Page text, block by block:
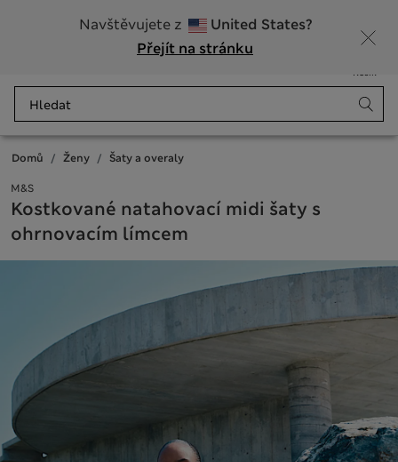
Navštěvujete z
United States?
Přejít na stránku
Košík
Domů Ženy Šaty a overaly
M&S
Kostkované natahovací midi šaty s
ohrnovacím límcem